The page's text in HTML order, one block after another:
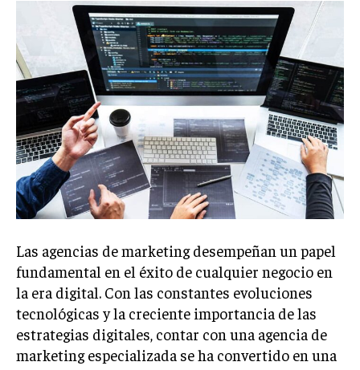
SUBSCRIBE
Welcome to Liberty Case
We have a curated list of the most noteworthy news from all
across the globe. With any subscription plan, you get access
exclusive articles that let you stay ahead of the curve.
Your Profile
NEWS LIFESTYLE PUBLIC OPINION
Las agencias de marketing desempeñan un papel
fundamental en el éxito de cualquier negocio en
la era digital. Con las constantes evoluciones
tecnológicas y la creciente importancia de las
estrategias digitales, contar con una agencia de
marketing especializada se ha convertido en una